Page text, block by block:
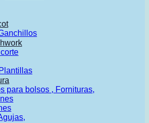
para bolsos , Fornituras,